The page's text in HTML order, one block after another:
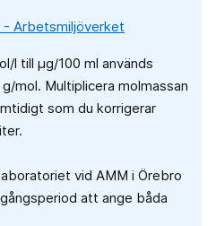
Arbetsmiljöverket
l till µg/100 ml används
mol. Multiplicera molmassan
som du korrigerar
vid AMM i Örebro
att ange båda